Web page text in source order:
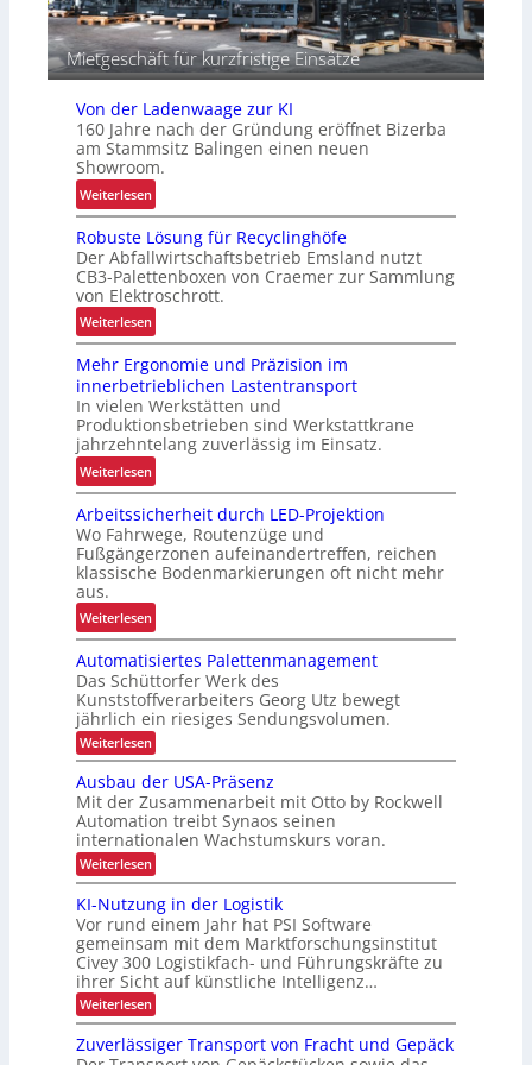
s
t
i
Mietgeschäft für kurzfristige Einsätze
Von der Ladenwaage zur KI
160 Jahre nach der Gründung eröffnet Bizerba
am Stammsitz Balingen einen neuen
Showroom.
Weiterlesen:
V
o
n
d
e
r
a
d
e
n
w
a
a
g
e
z
u
r
K
I
Robuste Lösung für Recyclinghöfe
Der Abfallwirtschaftsbetrieb Emsland nutzt
CB3-Palettenboxen von Craemer zur Sammlung
von Elektroschrott.
Weiterlesen:
R
o
b
u
s
t
e
ö
s
u
g
f
ü
r
R
e
c
c
l
i
n
g
h
ö
f
e
Mehr Ergonomie und Präzision im
innerbetrieblichen Lastentransport
In vielen Werkstätten und
Produktionsbetrieben sind Werkstattkrane
jahrzehntelang zuverlässig im Einsatz.
Weiterlesen:
M
e
h
r
E
r
g
o
n
o
m
i
e
u
n
d
P
r
ä
z
i
i
o
n
Arbeitssicherheit durch LED-Projektion
Wo Fahrwege, Routenzüge und
Fußgängerzonen aufeinandertreffen, reichen
klassische Bodenmarkierungen oft nicht mehr
aus.
Weiterlesen:
A
r
b
e
i
t
s
s
i
c
h
e
r
h
e
i
t
d
u
Automatisiertes Palettenmanagement
Das Schüttorfer Werk des
Kunststoffverarbeiters Georg Utz bewegt
jährlich ein riesiges Sendungsvolumen.
Weiterlesen:
A
t
o
m
a
t
i
s
i
e
r
e
s
P
a
l
e
Ausbau der USA-Präsenz
Mit der Zusammenarbeit mit Otto by Rockwell
Automation treibt Synaos seinen
internationalen Wachstumskurs voran.
Weiterlesen:
A
s
b
a
u
d
e
r
U
S
KI-Nutzung in der Logistik
Vor rund einem Jahr hat PSI Software
gemeinsam mit dem Marktforschungsinstitut
Civey 300 Logistikfach- und Führungskräfte zu
ihrer Sicht auf künstliche Intelligenz…
Weiterlesen:
K
I
-
Zuverlässiger Transport von Fracht und Gepäck